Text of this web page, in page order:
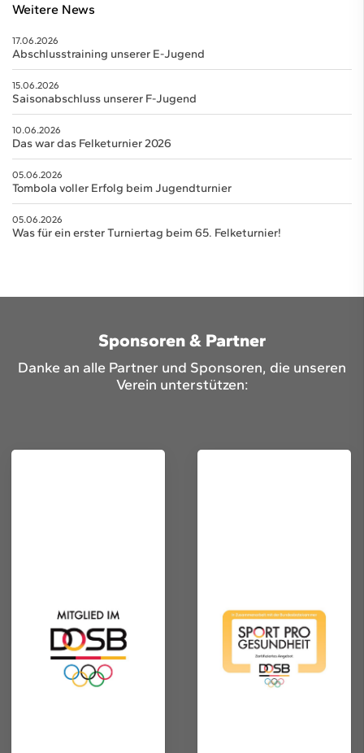
Weitere News
17.06.2026
Abschlusstraining unserer E-Jugend
15.06.2026
Saisonabschluss unserer F-Jugend
10.06.2026
Das war das Felketurnier 2026
05.06.2026
Tombola voller Erfolg beim Jugendturnier
05.06.2026
Was für ein erster Turniertag beim 65. Felketurnier!
Sponsoren & Partner
Danke an alle Partner und Sponsoren, die unseren
Verein unterstützen: